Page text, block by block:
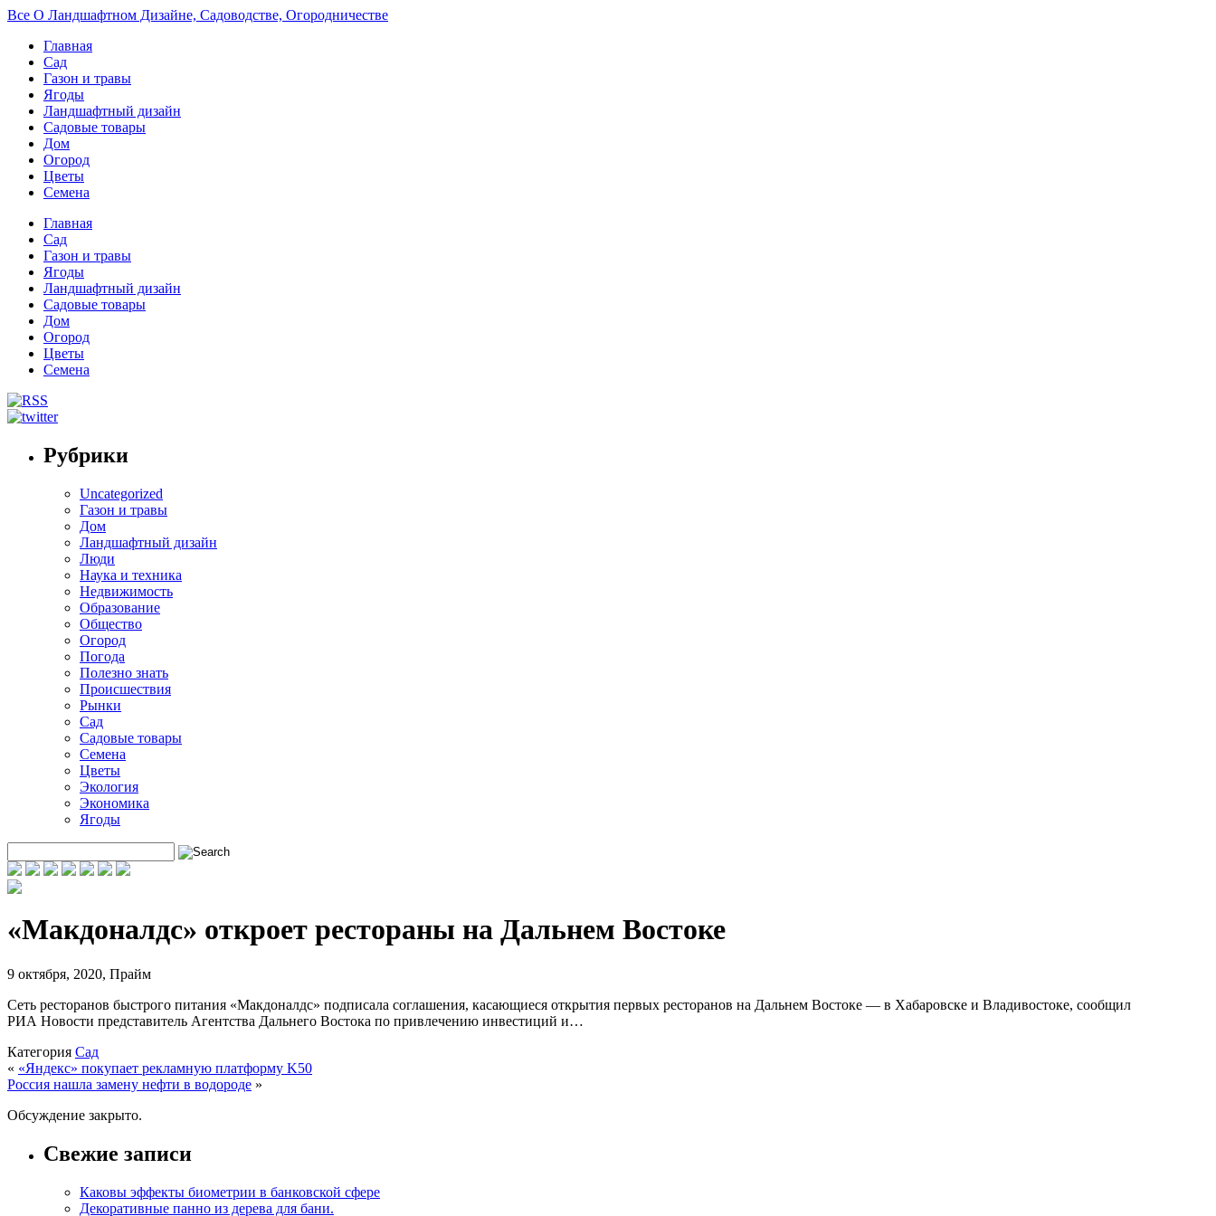
Все О Ландшафтном Дизайне, Садоводстве, Огородничестве
Главная
Сад
Газон и травы
Ягоды
Ландшафтный дизайн
Садовые товары
Дом
Огород
Цветы
Семена
Главная
Сад
Газон и травы
Ягоды
Ландшафтный дизайн
Садовые товары
Дом
Огород
Цветы
Семена
Рубрики
Uncategorized
Газон и травы
Дом
Ландшафтный дизайн
Люди
Наука и техника
Недвижимость
Образование
Общество
Огород
Погода
Полезно знать
Происшествия
Рынки
Сад
Садовые товары
Семена
Цветы
Экология
Экономика
Ягоды
«Макдоналдс» откроет рестораны на Дальнем Востоке
9 октября, 2020, Прайм
Сеть ресторанов быстрого питания «Макдоналдс» подписала соглашения, касающиеся открытия первых ресторанов на Дальнем Востоке — в Хабаровске и Владивостоке, сообщил
РИА Новости представитель Агентства Дальнего Востока по привлечению инвестиций и…
Категория Сад
« «Яндекс» покупает рекламную платформу K50
Россия нашла замену нефти в водороде »
Обсуждение закрыто.
Свежие записи
Каковы эффекты биометрии в банковской сфере
Декоративные панно из дерева для бани.